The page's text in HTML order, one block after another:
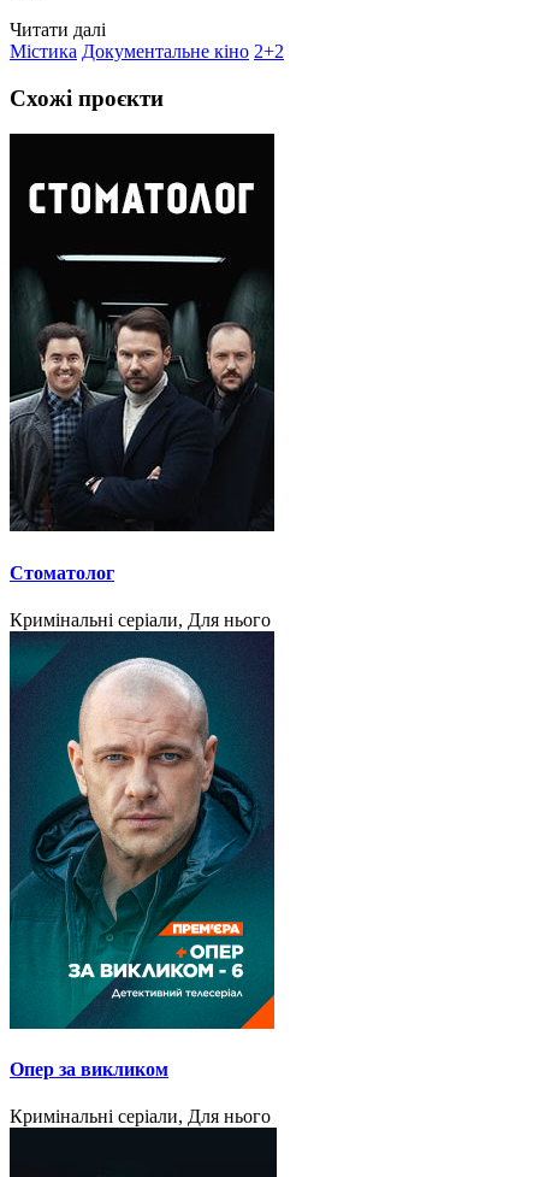
Читати далі
Містика Документальне кіно 2+2
Схожі проєкти
Стоматолог
Кримінальні серіали, Для нього
Опер за викликом
Кримінальні серіали, Для нього